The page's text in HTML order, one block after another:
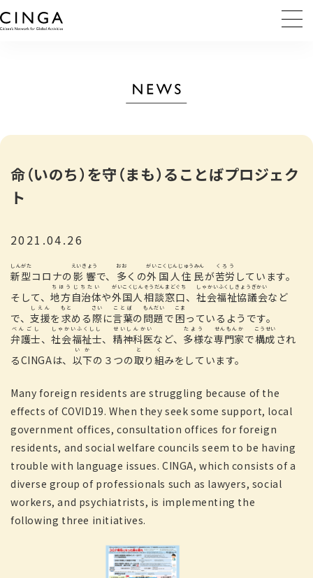
命（いのち）を守（まも）ることばプロジェク
ト
2021.04.26
新型
しんがた
コロナの影響
えいきょう
で、 多
おお
くの外国人住民
がいこくじんじゅうみん
が苦労
くろう
しています。
そして、地方自治体
ちほうじちたい
や外国人相談窓口
がいこくじんそうだんまどぐち
、 社会福祉協議会
しゃかいふくしきょうぎかい
など
で、支援
しえん
を求
もと
める 際
さい
に言葉
ことば
の問題
もんだい
で困
こま
っているようです。
弁護士
べんごし
、社会福祉士
しゃかいふくしし
、 精神科医
せいしんかい
など、 多様
たよう
な専門家
せんもんか
で構成
こうせい
され
るCINGAは、 以下
いか
の３つの取
と
り 組
く
みをしています。
Many foreign residents are struggling because of the
effects of COVID19. When they seek some support, local
government offices, consultation offices for foreign
residents, and social welfare councils seem to be having
trouble with language issues. CINGA, which consists of a
diverse group of professionals such as lawyers, social
workers, and psychiatrists, is implementing the
following three initiatives.